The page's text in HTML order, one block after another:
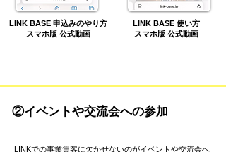
LINK BASE 申込みのやり方
スマホ版 公式動画
LINK BASE 使い方
スマホ版 公式動画
②イベントや交流会への参加
​LINKでの事業集客に欠かせないのがイベントや交流会へ